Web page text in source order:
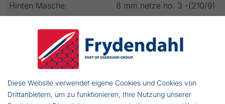
Hinten Masche: 8 mm netze no. 3 -(210/9)
55 cm
Diese Website verwendet eigene Cookies und Cookies von
Drittanbietern, um zu funktionieren, Ihre Nutzung unserer